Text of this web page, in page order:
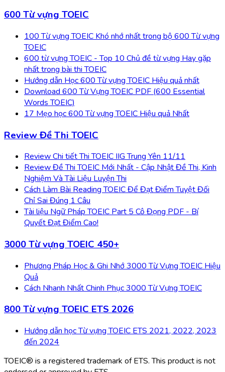
600 Từ vựng TOEIC
100 Từ vựng TOEIC Khó nhớ nhất trong bộ 600 Từ vựng
TOEIC
600 từ vựng TOEIC - Top 10 Chủ đề từ vựng Hay gặp
nhất trong bài thi TOEIC
Hướng dẫn Học 600 Từ vựng TOEIC Hiệu quả nhất
Download 600 Từ Vựng TOEIC PDF (600 Essential
Words TOEIC)
17 Mẹo học 600 Từ vựng TOEIC Hiệu quả Nhất
Review Đề Thi TOEIC
Review Chi tiết Thi TOEIC IIG Trung Yên 11/11
Review Đề Thi TOEIC Mới Nhất - Cập Nhật Đề Thi, Kinh
Nghiệm Và Tài Liệu Luyện Thi
Cách Làm Bài Reading TOEIC Để Đạt Điểm Tuyệt Đối
Chỉ Sai Đúng 1 Câu
Tài liệu Ngữ Pháp TOEIC Part 5 Cô Đọng PDF - Bí
Quyết Đạt Điểm Cao!
3000 Từ vựng TOEIC 450+
Phương Pháp Học & Ghi Nhớ 3000 Từ Vựng TOEIC Hiệu
Quả
Cách Nhanh Nhất Chinh Phục 3000 Từ Vựng TOEIC
800 Từ vựng TOEIC ETS 2026
Hướng dẫn học Từ vựng TOEIC ETS 2021, 2022, 2023
đến 2024
TOEIC® is a registered trademark of ETS. This product is not